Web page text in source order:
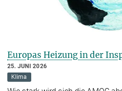
Europas Heizung in der
25. JUNI 2026
Klima